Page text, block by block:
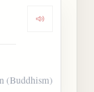
Dengarkan
(Buddhism)